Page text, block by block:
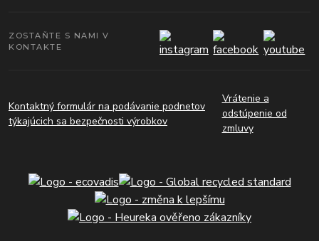
ZOSTAŇTE S NAMI V
KONTAKTE
Kontaktný formulár na podávanie podnetov
týkajúcich sa bezpečnosti výrobkov
Vrátenie a
odstúpenie od
zmluvy